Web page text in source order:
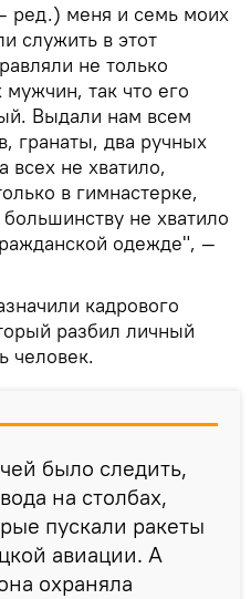
ред.) меня и семь моих
служить в этот
не только
так что его
Выдали нам всем
гранаты, два ручных
не хватило,
в гимнастерке,
не хватило
одежде", —
кадрового
разбил личный
человек.
было следить,
на столбах,
пускали ракеты
авиации. А
охраняла